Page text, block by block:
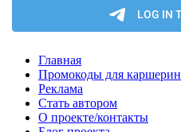
Главная
Промокоды для
Реклама
Стать автором
О проекте/контакты